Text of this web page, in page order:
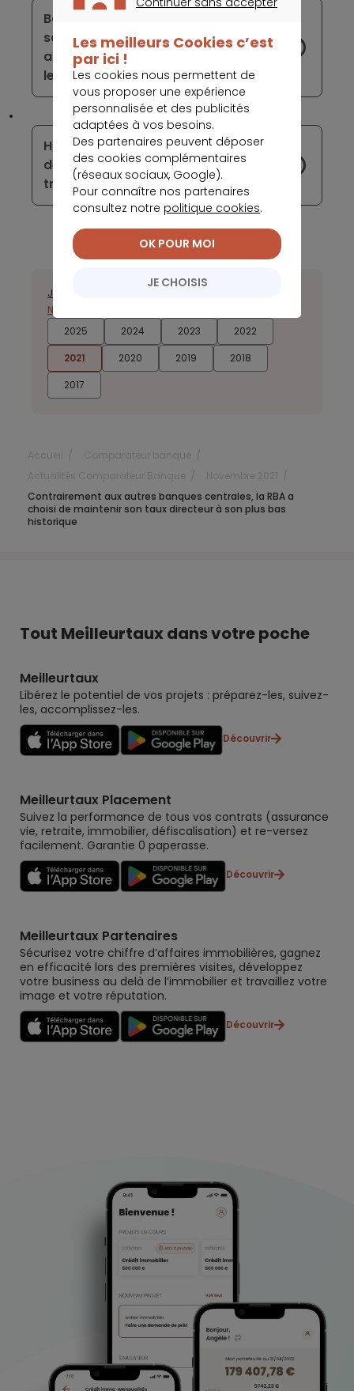
Banque Postale crée BFI et renforce
sa position auprès des acteurs
accompagnant les entreprises dans
leurs opérations de financement
HSBC a engrangé plus de 3 milliards
de dollars de bénéfice lors du dernier
trimestre
2025 2024 2023
2022
2021
2020 2019
2018
2017
Janvier
Novembre
Contrairement aux autres banques centrales, la RBA a
choisi de maintenir son taux directeur à son plus bas
historique
Tout Meilleurtaux dans votre poche
Meilleurtaux
Libérez le potentiel de vos projets : préparez-les, suivez-
les, accomplissez-les.
Découvrir
Meilleurtaux Placement
Suivez la performance de tous vos contrats (assurance
vie, retraite, immobilier, défiscalisation) et re-versez
facilement. Garantie 0 paperasse.
Découvrir
Meilleurtaux Partenaires
Sécurisez votre chiffre d’affaires immobilières, gagnez
en efficacité lors des premières visites, développez
votre business au delà de l’immobilier et travaillez votre
image et votre réputation.
Découvrir
Les meilleurs Cookies c’est
par ici !
Les cookies nous permettent de
vous proposer une expérience
personnalisée et des publicités
adaptées à vos besoins.
Des partenaires peuvent déposer
des cookies complémentaires
(réseaux sociaux, Google).
Pour connaître nos partenaires
consultez notre politique cookies.
JE CHOISIS
OK POUR MOI